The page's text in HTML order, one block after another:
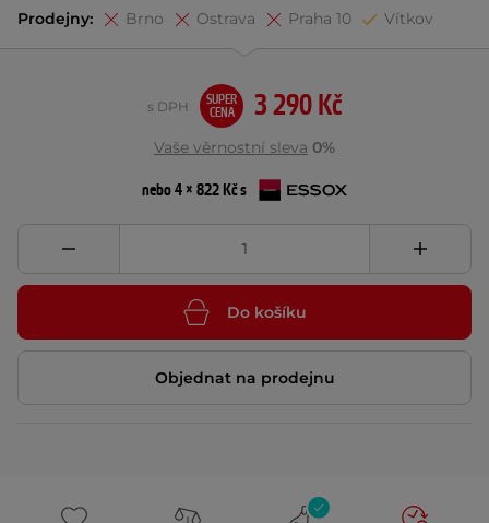
Prodejny: Brno Ostrava Praha 10 Vítkov
3 290 Kč
s DPH
SUPER
CENA
Vaše věrnostní sleva 0%
nebo 4 × 822 Kč s
Do košíku
Objednat na prodejnu